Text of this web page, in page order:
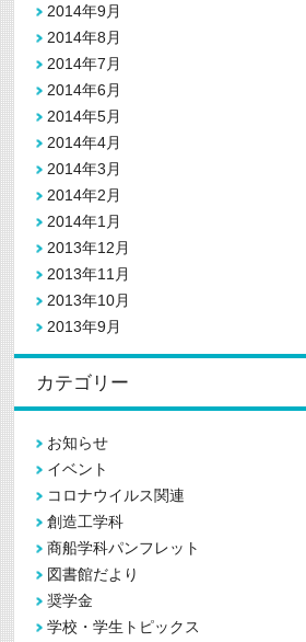
2014年9月
2014年8月
2014年7月
2014年6月
2014年5月
2014年4月
2014年3月
2014年2月
2014年1月
2013年12月
2013年11月
2013年10月
2013年9月
カテゴリー
お知らせ
イベント
コロナウイルス関連
創造工学科
商船学科パンフレット
図書館だより
奨学金
学校・学生トピックス